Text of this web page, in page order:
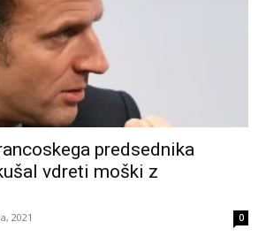
predsednika
vdreti moški z
2021 0